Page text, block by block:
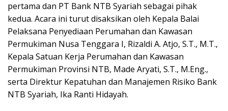
pertama dan PT Bank NTB Syariah sebagai pihak
kedua. Acara ini turut disaksikan oleh Kepala Balai
Pelaksana Penyediaan Perumahan dan Kawasan
Permukiman Nusa Tenggara I, Rizaldi A. Atjo, S.T., M.T.,
Kepala Satuan Kerja Perumahan dan Kawasan
Permukiman Provinsi NTB, Made Aryati, S.T., M.Eng.,
serta Direktur Kepatuhan dan Manajemen Risiko Bank
NTB Syariah, Ika Ranti Hidayah.